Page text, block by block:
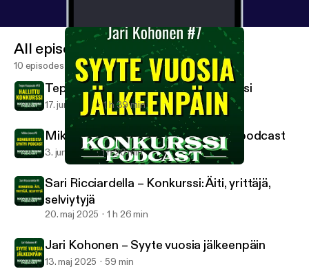
🎙️ Konkurssipodcast pureutuu yrittäjien tarinoihin
ilman kiiltokuvia – avoimesti, rehellisesti ja
kokemuksista oppien. 💬 Mikä ajatus herätti sinussa
eniten? Jätä kommentti ja jatketaan keskustelua! 🔔
Muista tilata kanava, jotta et missaa uusia jaksoja!
Konkurssipodcast
All episodes
10 episodes
Teppo Haapasalo – Hallittu konkurssi
17. juni 2025 1 h 39 min
Mikko Joona – Konkurssista syntyi podcast
3. juni 2025 1 h 20 min
Sari Ricciardella – Konkurssi: Äiti, yrittäjä,
selviytyjä
20. maj 2025 1 h 26 min
Jari Kohonen – Syyte vuosia jälkeenpäin
13. maj 2025 59 min